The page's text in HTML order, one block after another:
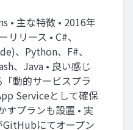
• 主な特徴 • 2016年
リース • C#、
、Python、F#、
、Java • 良い感じ
動的サービスプラ
Serviceとして確保
すプランも設置 • 実
にてオープン